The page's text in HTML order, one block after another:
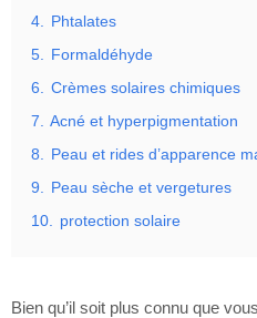
4. Phtalates
5. Formaldéhyde
6. Crèmes solaires chimiques
7. Acné et hyperpigmentation
8. Peau et rides d’apparence
9. Peau sèche et vergetures
10. protection solaire
Bien qu’il soit plus connu que